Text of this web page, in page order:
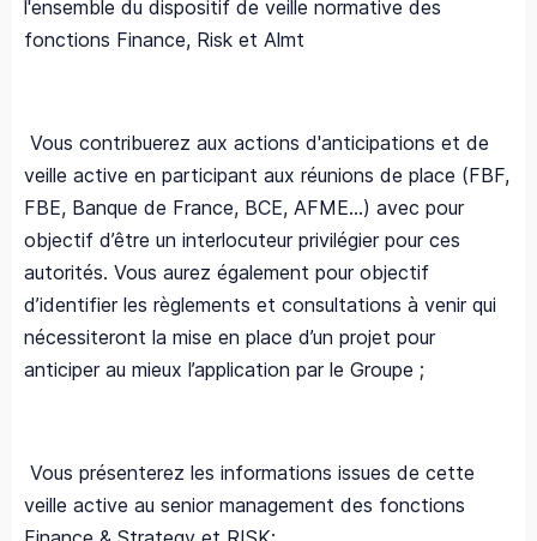
l'ensemble du dispositif de veille normative des
fonctions Finance, Risk et Almt
Vous contribuerez aux actions d'anticipations et de
veille active en participant aux réunions de place (FBF,
FBE, Banque de France, BCE, AFME…) avec pour
objectif d’être un interlocuteur privilégier pour ces
autorités. Vous aurez également pour objectif
d’identifier les règlements et consultations à venir qui
nécessiteront la mise en place d’un projet pour
anticiper au mieux l’application par le Groupe ;
Vous présenterez les informations issues de cette
veille active au senior management des fonctions